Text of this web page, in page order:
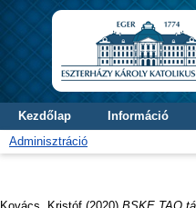
Kezdőlap Információ
Adminisztráció